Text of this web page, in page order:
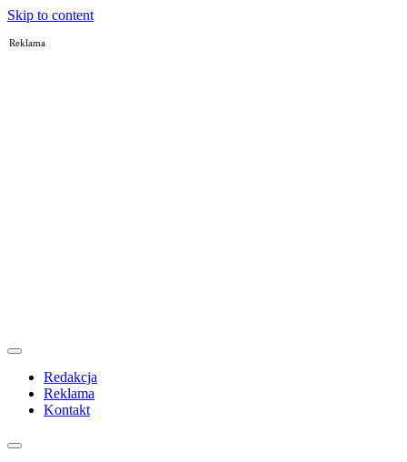
Skip to content
Reklama
Redakcja
Reklama
Kontakt